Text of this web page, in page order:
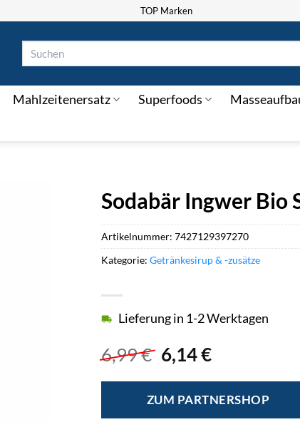
TOP Marken
Mahlzeitenersatz Superfoods
Sodabär Ingwer Bio
6,99€ Ursprünglicher
Preis
war:
6,99 €
6,14€Aktueller
ist:
6,14 €.
Lieferung in 1-2 Werktagen
ZUM PARTNERSHOP
Artikelnummer:7427129397270
Kategorie:Getränkesirup & -zusätze